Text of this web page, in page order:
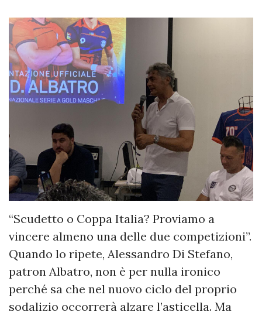
“Scudetto o Coppa Italia? Proviamo a
vincere almeno una delle due competizioni”.
Quando lo ripete, Alessandro Di Stefano,
patron Albatro, non è per nulla ironico
perché sa che nel nuovo ciclo del proprio
sodalizio occorrerà alzare l’asticella. Ma